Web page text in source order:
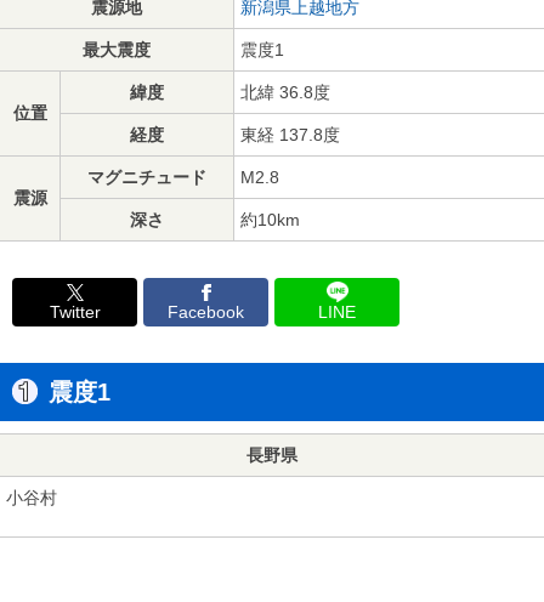
震源地 新潟県上越地方
最大震度 震度1
位置
緯度 北緯 36.8度
経度 東経 137.8度
震源
マグニチュード M2.8
深さ 約10km
Twitter Facebook LINE
震度1
長野県
小谷村